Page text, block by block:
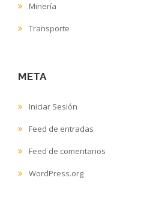
Minería
Transporte
META
Iniciar Sesión
Feed de entradas
Feed de comentarios
WordPress.org